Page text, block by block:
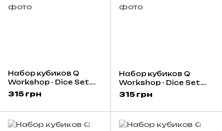
Набор кубиков Q
Workshop - Dice Set.
Classic RPG Lavender
and white (7)
315 грн
Набор кубиков Q
Workshop - Dice Set.
Classic RPG Olive and
white (7)
315 грн